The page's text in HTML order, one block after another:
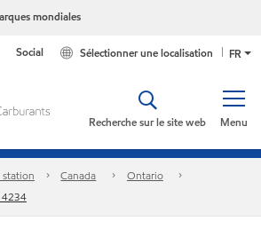
mondiales
FR
Sélectionner une localisation
Social
Menu
Recherche sur le site web
station Canada
Ontario
4234